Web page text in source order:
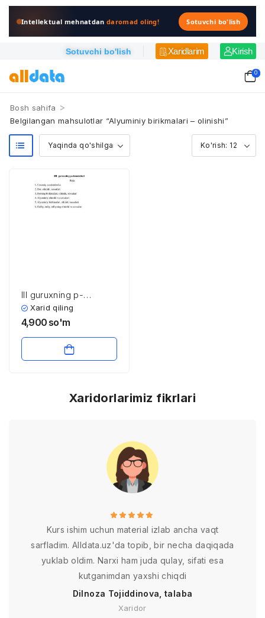
Intellektual mehnatdandaromad oling! Sotuvchi bo'lish
Sotuvchi bo'lish Xaridlarim Kirish
0
Bosh sahifa >
Belgilangan mahsulotlar “Alyuminiy birikmalari – olinishi”
III guruxning p-
elementlari
Xarid qiling
4,900 so'm
Xaridorlarimiz fikrlari
Kurs ishim uchun material izlab ancha vaqt
sarfladim. Alldata.uz'da topib, bir necha daqiqada
yuklab oldim. Narxi ham juda qulay, sifati esa
kutganimdan yaxshi chiqdi
Dilnoza Tojiddinova, talaba
Xaridor